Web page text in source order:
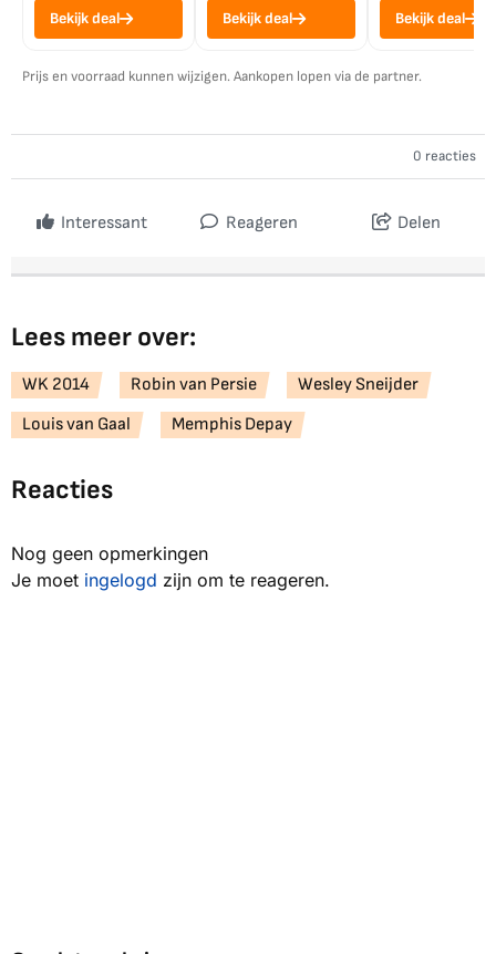
Bekijk deal Bekijk deal Bekijk deal
Prijs en voorraad kunnen wijzigen. Aankopen lopen via de partner.
0 reacties
Interessant Reageren Delen
Lees meer over:
WK 2014 Robin van Persie
Wesley Sneijder
Louis van Gaal
Memphis Depay
Reacties
Nog geen opmerkingen
Je moet ingelogd zijn om te reageren.